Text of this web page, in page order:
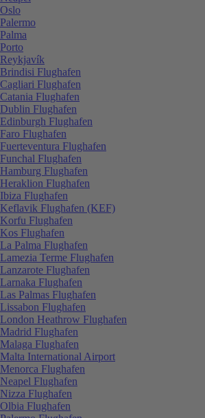
Oslo
Palermo
Palma
Porto
Reykjavík
Brindisi Flughafen
Cagliari Flughafen
Catania Flughafen
Dublin Flughafen
Edinburgh Flughafen
Faro Flughafen
Fuerteventura Flughafen
Funchal Flughafen
Hamburg Flughafen
Heraklion Flughafen
Ibiza Flughafen
Keflavik Flughafen (KEF)
Korfu Flughafen
Kos Flughafen
La Palma Flughafen
Lamezia Terme Flughafen
Lanzarote Flughafen
Larnaka Flughafen
Las Palmas Flughafen
Lissabon Flughafen
London Heathrow Flughafen
Madrid Flughafen
Malaga Flughafen
Malta International Airport
Menorca Flughafen
Neapel Flughafen
Nizza Flughafen
Olbia Flughafen